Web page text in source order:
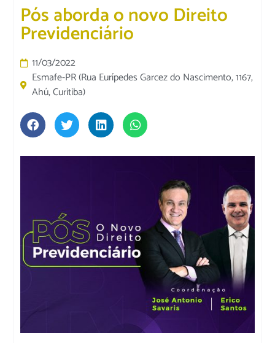
Pós aborda o novo Direito
Previdenciário
11/03/2022
Esmafe-PR (Rua Eurípedes Garcez do Nascimento, 1167,
Ahú, Curitiba)